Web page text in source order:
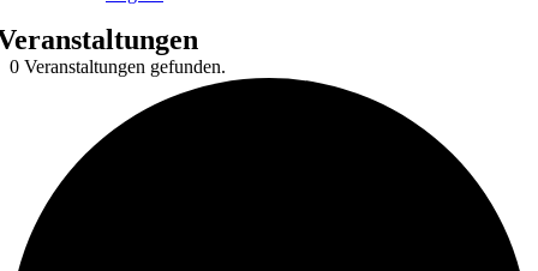
0 Veranstaltungen gefunden.